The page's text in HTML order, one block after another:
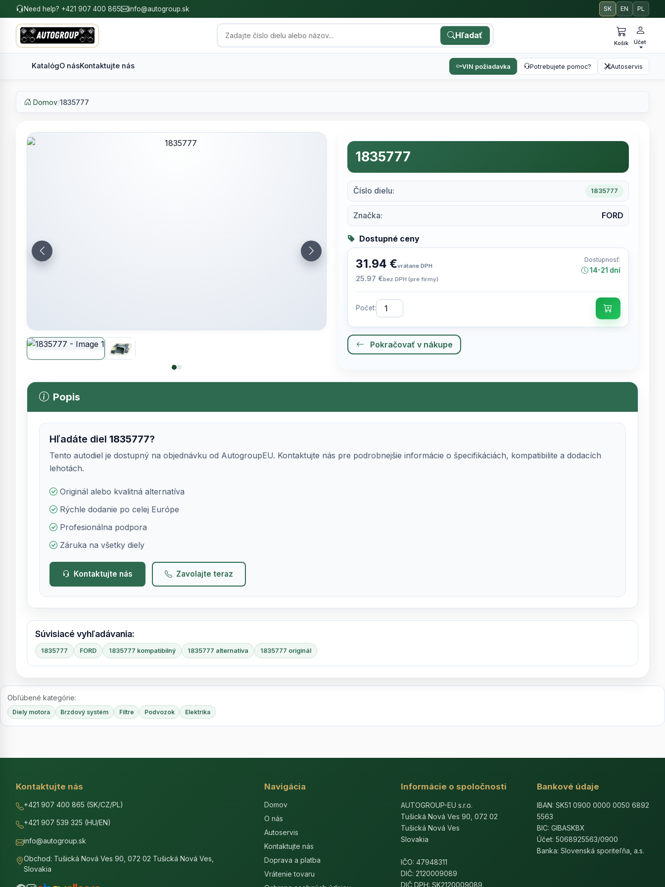
Need help? +421 907 400 865 info@autogroup.sk SK EN PL
Hľadať
Košík Účet
KatalógO násKontaktujte nás VIN požiadavka Potrebujete pomoc? Autoservis
Domov/1835777
1835777
Číslo dielu: 1835777
Značka: FORD
Dostupné ceny
31.94 €vrátane DPH
25.97 €bez DPH (pre firmy)
Dostupnosť:
14-21 dní
Počet:
Pokračovať v nákupe
Popis
Hľadáte diel1835777?
Tento autodiel je dostupný na objednávku od AutogroupEU. Kontaktujte nás pre podrobnejšie informácie o špecifikáciách, kompatibilite a dodacích
lehotách.
Originál alebo kvalitná alternatíva
Rýchle dodanie po celej Európe
Profesionálna podpora
Záruka na všetky diely
Kontaktujte nás Zavolajte teraz
Súvisiacé vyhľadávania:
1835777 FORD 1835777 kompatibilný 1835777 alternatíva 1835777 originál
Obľúbené kategórie:
Diely motora Brzdový systém Filtre Podvozok Elektrika
Kontaktujte nás
+421 907 400 865 (SK/CZ/PL)
+421 907 539 325 (HU/EN)
info@autogroup.sk
Obchod: Tušická Nová Ves 90, 072 02 Tušická Nová Ves,
Slovakia
Navigácia
Domov
O nás
Autoservis
Kontaktujte nás
Doprava a platba
Vrátenie tovaru
Informácie o spoločnosti
AUTOGROUP-EU s.r.o.
Tušická Nová Ves 90, 072 02
Tušická Nová Ves
Slovakia
IČO: 47948311
DIČ: 2120009089
DIČ DPH: SK2120009089
Bankové údaje
IBAN: SK51 0900 0000 0050 6892
5563
BIC: GIBASKBX
Účet: 5068925563/0900
Banka: Slovenská sporiteľňa, a.s.